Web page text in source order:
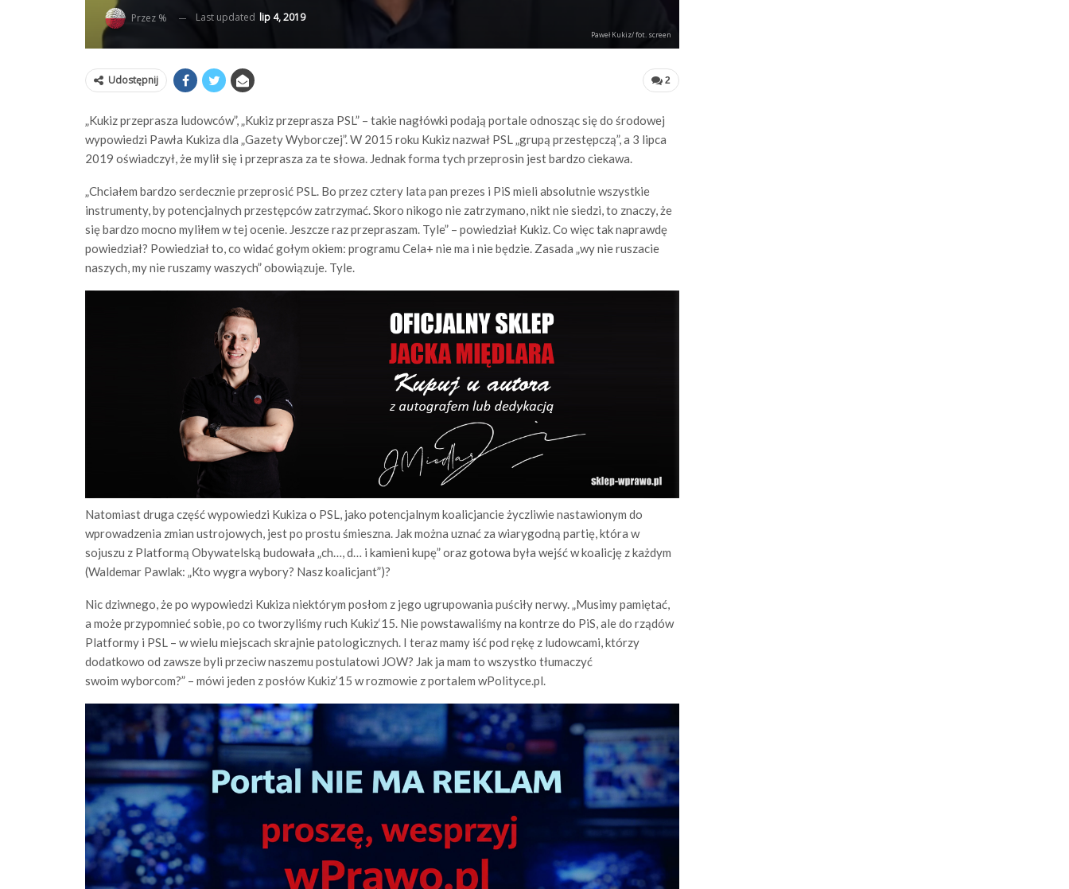
Przez % Last updated lip 4, 2019
Paweł Kukiz/ fot. screen
2
Udostępnij
„Kukiz przeprasza ludowców”, „Kukiz przeprasza PSL” – takie nagłówki podają portale odnosząc się do środowej
wypowiedzi Pawła Kukiza dla „Gazety Wyborczej”. W 2015 roku Kukiz nazwał PSL „grupą przestępczą”, a 3 lipca
2019 oświadczył, że mylił się i przeprasza za te słowa. Jednak forma tych przeprosin jest bardzo ciekawa.
„Chciałem bardzo serdecznie przeprosić PSL. Bo przez cztery lata pan prezes i PiS mieli absolutnie wszystkie
instrumenty, by potencjalnych przestępców zatrzymać. Skoro nikogo nie zatrzymano, nikt nie siedzi, to znaczy, że
się bardzo mocno myliłem w tej ocenie. Jeszcze raz przepraszam. Tyle” – powiedział Kukiz. Co więc tak naprawdę
powiedział? Powiedział to, co widać gołym okiem: programu Cela+ nie ma i nie będzie. Zasada „wy nie ruszacie
naszych, my nie ruszamy waszych” obowiązuje. Tyle.
Natomiast druga część wypowiedzi Kukiza o PSL, jako potencjalnym koalicjancie życzliwie nastawionym do
wprowadzenia zmian ustrojowych, jest po prostu śmieszna. Jak można uznać za wiarygodną partię, która w
sojuszu z Platformą Obywatelską budowała „ch…, d… i kamieni kupę” oraz gotowa była wejść w koalicję z każdym
(Waldemar Pawlak: „Kto wygra wybory? Nasz koalicjant”)?
Nic dziwnego, że po wypowiedzi Kukiza niektórym posłom z jego ugrupowania puściły nerwy. „Musimy pamiętać,
a może przypomnieć sobie, po co tworzyliśmy ruch Kukiz‘15. Nie powstawaliśmy na kontrze do PiS, ale do rządów
Platformy i PSL – w wielu miejscach skrajnie patologicznych. I teraz mamy iść pod rękę z ludowcami, którzy
dodatkowo od zawsze byli przeciw naszemu postulatowi JOW? Jak ja mam to wszystko tłumaczyć
swoim wyborcom?” – mówi jeden z posłów Kukiz’15 w rozmowie z portalem wPolityce.pl.